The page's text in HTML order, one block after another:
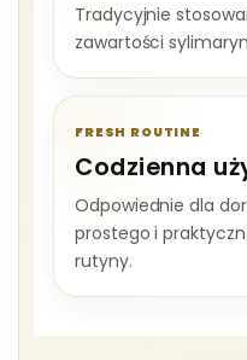
Tradycyjnie
zawartości
FRESH ROUTINE
Codzienna
Odpowiednie dla
prostego i
rutyny.